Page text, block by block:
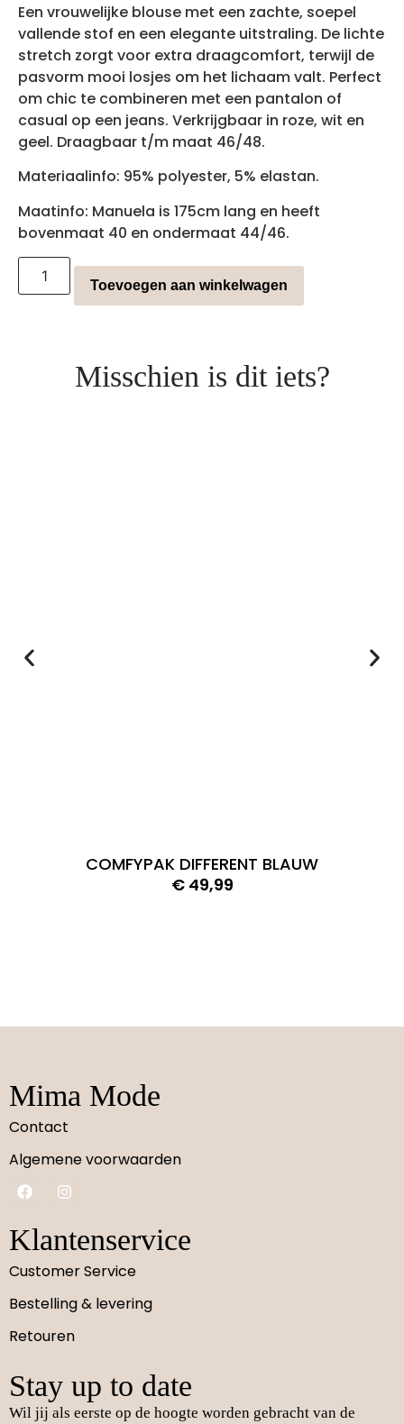
Een vrouwelijke blouse met een zachte, soepel
vallende stof en een elegante uitstraling. De lichte
stretch zorgt voor extra draagcomfort, terwijl de
pasvorm mooi losjes om het lichaam valt. Perfect
om chic te combineren met een pantalon of
casual op een jeans. Verkrijgbaar in roze, wit en
geel. Draagbaar t/m maat 46/48.
Materiaalinfo: 95% polyester, 5% elastan.
Maatinfo: Manuela is 175cm lang en heeft
bovenmaat 40 en ondermaat 44/46.
Toevoegen aan winkelwagen
Misschien is dit iets?
COMFYPAK DIFFERENT BLAUW
€49,99
Mima Mode
Contact
Algemene voorwaarden
Klantenservice
Customer Service
Bestelling & levering
Retouren
Stay up to date
Wil jij als eerste op de hoogte worden gebracht van de